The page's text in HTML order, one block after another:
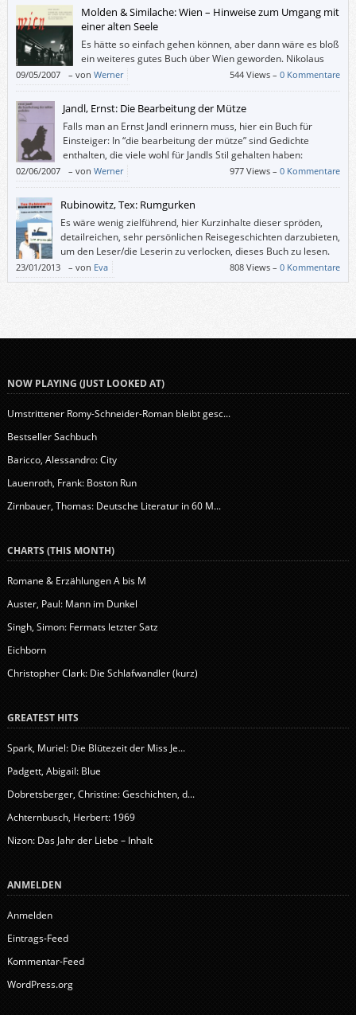
Molden & Similache: Wien – Hinweise zum Umgang mit
einer alten Seele
Es hätte so einfach gehen können, aber dann wäre es bloß
ein weiteres gutes Buch über Wien geworden. Nikolaus
Similache hatte die Fotos, Ernst Molden die Texte, und
Martina Schmidt wollte das Buch verlegen.
09/05/2007 – von Werner 544 Views –0 Kommentare
Jandl, Ernst: Die Bearbeitung der Mütze
Falls man an Ernst Jandl erinnern muss, hier ein Buch für
Einsteiger: In “die bearbeitung der mütze” sind Gedichte
enthalten, die viele wohl für Jandls Stil gehalten haben:
verdrehte Sprache (“von zeiten”), witzig (“das fanatische
orchester”), manchmal obszön (“von frauen”).
02/06/2007 – von Werner 977 Views –0 Kommentare
Rubinowitz, Tex: Rumgurken
Es wäre wenig zielführend, hier Kurzinhalte dieser spröden,
detailreichen, sehr persönlichen Reisegeschichten darzubieten,
um den Leser/die Leserin zu verlocken, dieses Buch zu lesen.
Vielmehr möchte ich beschreiben, was es mit mir gemacht hat,
das Buch: Ich habe ebenfalls angefangen, rumzugurken, auf meine Art
23/01/2013 – von Eva 808 Views –0 Kommentare
NOW PLAYING (JUST LOOKED AT)
Umstrittener Romy-Schneider-Roman bleibt gesc...
Bestseller Sachbuch
Baricco, Alessandro: City
Lauenroth, Frank: Boston Run
Zirnbauer, Thomas: Deutsche Literatur in 60 M...
CHARTS (THIS MONTH)
Romane & Erzählungen A bis M
Auster, Paul: Mann im Dunkel
Singh, Simon: Fermats letzter Satz
Eichborn
Christopher Clark: Die Schlafwandler (kurz)
GREATEST HITS
Spark, Muriel: Die Blütezeit der Miss Je...
Padgett, Abigail: Blue
Dobretsberger, Christine: Geschichten, d...
Achternbusch, Herbert: 1969
Nizon: Das Jahr der Liebe – Inhalt
ANMELDEN
Anmelden
Eintrags-Feed
Kommentar-Feed
WordPress.org